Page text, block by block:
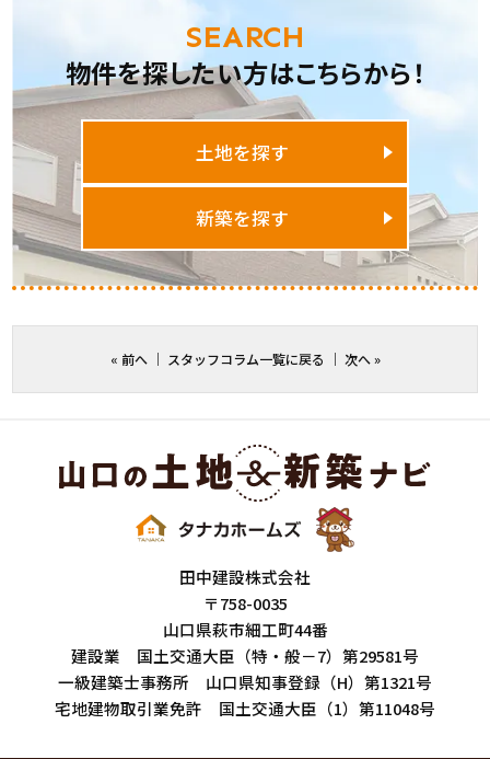
SEARCH
物件を探したい方はこちらから！
土地を探す
新築を探す
« 前へ｜ スタッフコラム一覧に戻る ｜ 次へ»
田中建設株式会社
〒758-0035
山口県萩市細工町44番
建設業 国土交通大臣（特・般－7）第29581号
一級建築士事務所 山口県知事登録（H）第1321号
宅地建物取引業免許 国土交通大臣（1）第11048号